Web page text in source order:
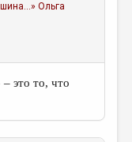
Ольга
это то, что